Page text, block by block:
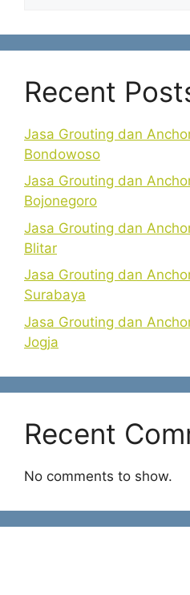
Recent
Jasa Grouting dan
Bondowoso
Jasa Grouting dan
Bojonegoro
Jasa Grouting dan
Blitar
Jasa Grouting dan
Surabaya
Jasa Grouting dan
Jogja
Recent
No comments to show.